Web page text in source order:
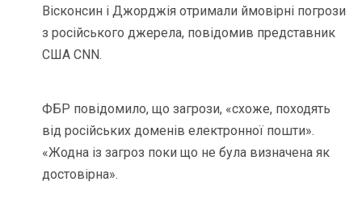
Вісконсин і Джорджія отримали ймовірні погрози
з російського джерела, повідомив представник
США CNN.
ФБР повідомило, що загрози, «схоже, походять
від російських доменів електронної пошти».
«Жодна із загроз поки що не була визначена як
достовірна».